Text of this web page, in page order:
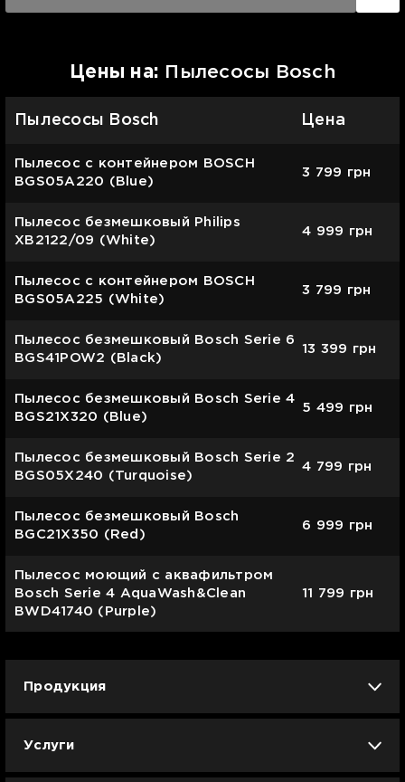
Цены на: Пылесосы Bosch
Пылесосы Bosch Цена
Пылесос с контейнером BOSCH
BGS05A220 (Blue)
3 799 грн
Пылесос безмешковый Philips
XB2122/09 (White)
4 999 грн
Пылесос с контейнером BOSCH
BGS05A225 (White)
3 799 грн
Пылесос безмешковый Bosch Serie 6
BGS41POW2 (Black)
13 399 грн
Пылесос безмешковый Bosch Serie 4
BGS21X320 (Blue)
5 499 грн
Пылесос безмешковый Bosch Serie 2
BGS05X240 (Turquoise)
4 799 грн
Пылесос безмешковый Bosch
BGC21X350 (Red)
6 999 грн
Пылесос моющий с аквафильтром
Bosch Serie 4 AquaWash&Clean
BWD41740 (Purple)
11 799 грн
Продукция
Услуги